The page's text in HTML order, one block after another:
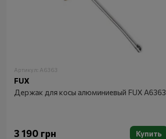
Артикул: A6363
FUX
Держак для косы алюминиевый FUX A6363
3 190 грн Купить